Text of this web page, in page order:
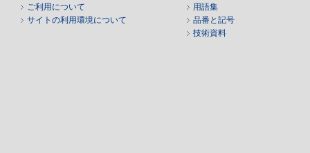
ご利用について
サイトの利用環境について
用語集
品番と記号
技術資料